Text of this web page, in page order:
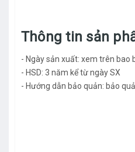
Thông tin sản
- Ngày sản xuất: xem trên bao
- HSD: 3 năm kể từ ngày SX
- Hướng dẫn bảo quản: bảo